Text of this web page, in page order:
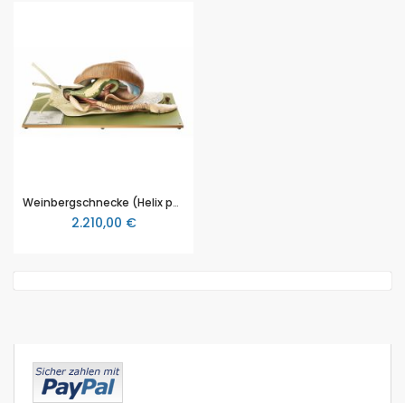
Weinbergschnecke (Helix pomatia L.), von SOMSO® (ZoS 117), ca. 6fach linear vergrößert, in 4 Teile zerlegbar, aus SOMSO-Plast®
2.210,00 €